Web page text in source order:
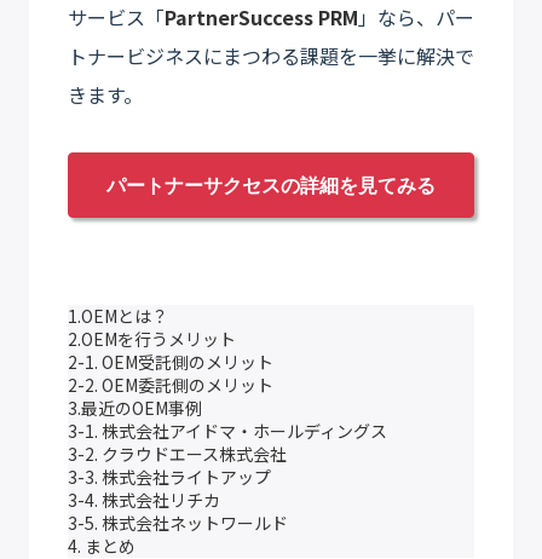
サービス「PartnerSuccess PRM 」なら、パー
トナービジネスにまつわる課題を一挙に解決で
きます。
パートナーサクセスの詳細を見てみる
1.OEMとは？
2.OEMを行うメリット
2-1. OEM受託側のメリット
2-2. OEM委託側のメリット
3.最近のOEM事例
3-1. 株式会社アイドマ・ホールディングス
3-2. クラウドエース株式会社
3-3. 株式会社ライトアップ
3-4. 株式会社リチカ
3-5. 株式会社ネットワールド
4. まとめ